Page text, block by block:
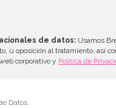
de datos: Usamos
u oposición al tratamiento, así
corporativo y Política de
Datos.